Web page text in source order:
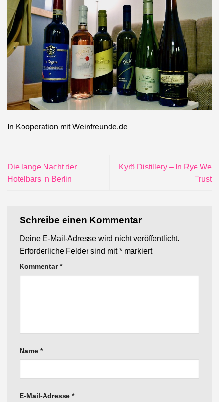
In Kooperation mit Weinfreunde.de
Die lange Nacht der
Hotelbars in Berlin
Kyrö Distillery – In Rye We
Trust
Schreibe einen Kommentar
Deine E-Mail-Adresse wird nicht veröffentlicht.
Erforderliche Felder sind mit* markiert
Kommentar*
Name *
E-Mail-Adresse *